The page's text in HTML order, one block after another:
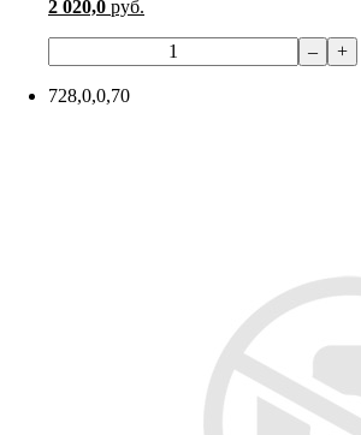
2 020,0 руб.
– +
728,0,0,70